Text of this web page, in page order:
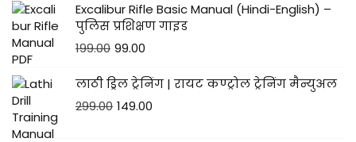
Excalibur Rifle Basic Manual (Hindi-English) –
पुलिस प्रशिक्षण गाइड
199.00 99.00
लाठी ड्रिल ट्रेनिंग | रायट कण्ट्रोल ट्रेनिंग मैन्युअल
299.00 149.00